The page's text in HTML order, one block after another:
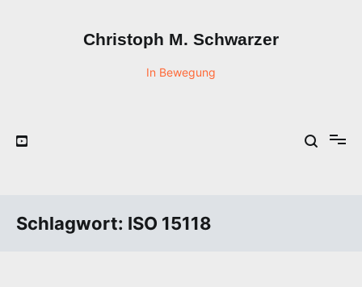
Christoph M. Schwarzer
In Bewegung
Schlagwort: ISO 15118